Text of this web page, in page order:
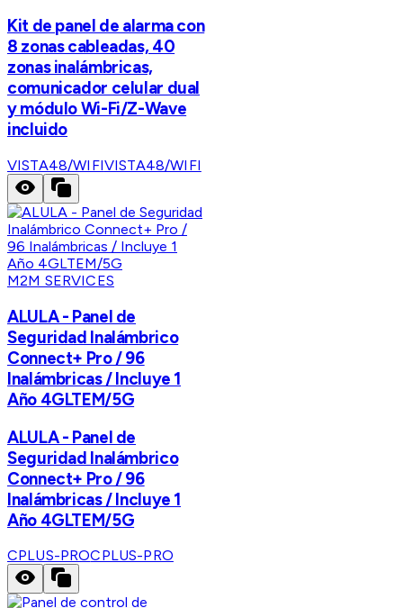
Kit de panel de alarma con
8 zonas cableadas, 40
zonas inalámbricas,
comunicador celular dual
y módulo Wi-Fi/Z-Wave
incluido
VISTA48/WIFIVISTA48/WIFI
M2M SERVICES
ALULA - Panel de
Seguridad Inalámbrico
Connect+ Pro / 96
Inalámbricas / Incluye 1
Año 4GLTEM/5G
ALULA - Panel de
Seguridad Inalámbrico
Connect+ Pro / 96
Inalámbricas / Incluye 1
Año 4GLTEM/5G
CPLUS-PROCPLUS-PRO